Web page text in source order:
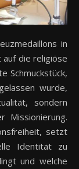
auf die religiöse
Schmuckstück,
wurde,
sondern
Missionierung.
setzt
Identität zu
und welche